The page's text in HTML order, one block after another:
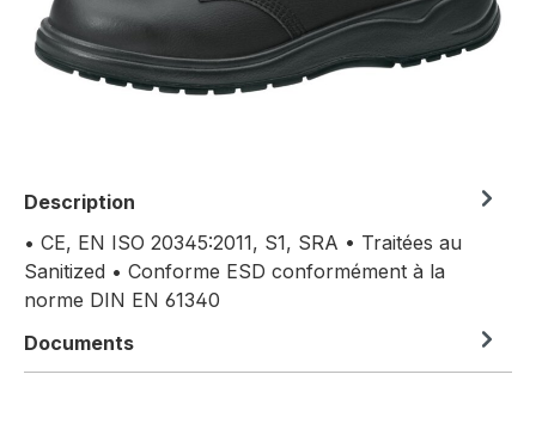
Description
• CE, EN ISO 20345:2011, S1, SRA • Traitées au
Sanitized • Conforme ESD conformément à la
norme DIN EN 61340
Documents